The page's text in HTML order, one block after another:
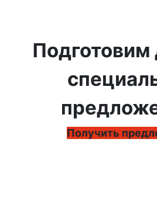
Подготовим
Получить